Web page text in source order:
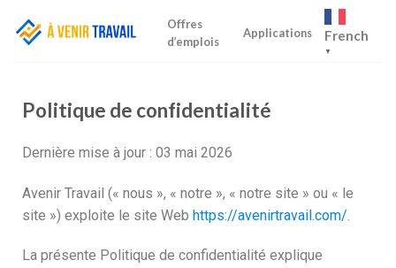
Offres
d’emplois
Applications French
▼
Politique de confidentialité
Dernière mise à jour : 03 mai 2026
Avenir Travail (« nous », « notre », « notre site » ou « le
site ») exploite le site Web https://avenirtravail.com/
La présente Politique de confidentialité explique